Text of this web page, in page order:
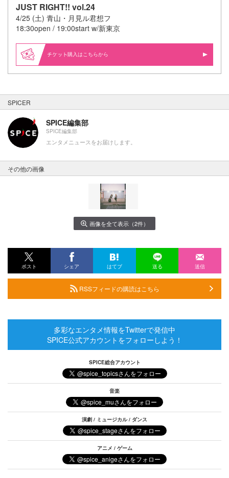
JUST RIGHT!! vol.24
4/25 (土) 青山・月見ル君想フ
18:30open / 19:00start w/新東京
購入はこちらから
SPICER
SPICE編集部
SPICE編集部
エンタメニュースをお届けします。
その他の画像
画像を全て表示（2件）
ポスト シェア はてブ 送る 送信
RSSフィードの購読はこちら
多彩なエンタメ情報をTwitterで発信中
SPICE公式アカウントをフォローしよう！
SPICE総合アカウント
音楽
演劇 / ミュージカル / ダンス
アニメ / ゲーム